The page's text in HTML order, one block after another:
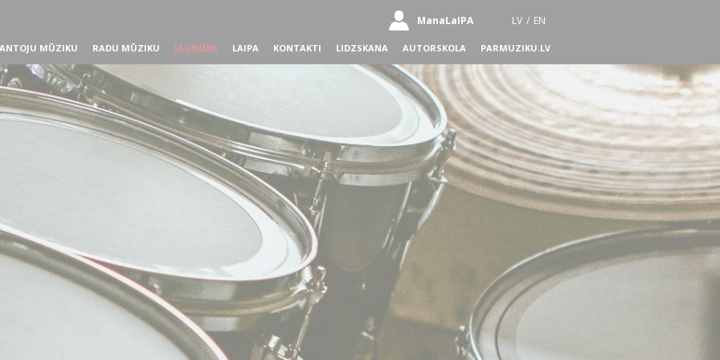
ManaLaIPA LV / EN
MŪZIKU RADU MŪZIKU JAUNUMI LAIPA KONTAKTI LIDZSKANA AUTORSKOLA PARMUZIKU.LV